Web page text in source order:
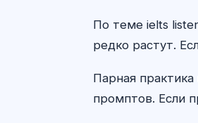
По теме ielts
редко растут.
Парная
промптов. Если